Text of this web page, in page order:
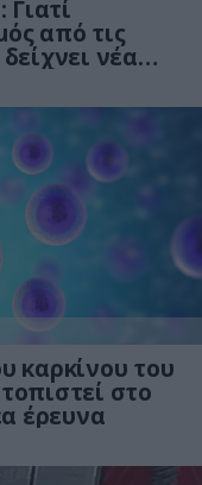
από τις
νέα
καρκίνου του
στο
έρευνα